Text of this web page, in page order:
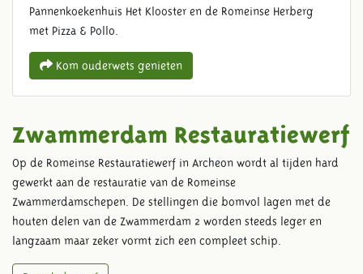
Pannenkoekenhuis Het Klooster en de Romeinse Herberg
met Pizza & Pollo.
Kom ouderwets genieten
Zwammerdam Restauratiewerf
Op de Romeinse Restauratiewerf in Archeon wordt al tijden hard
gewerkt aan de restauratie van de Romeinse
Zwammerdamschepen. De stellingen die bomvol lagen met de
houten delen van de Zwammerdam 2 worden steeds leger en
langzaam maar zeker vormt zich een compleet schip.